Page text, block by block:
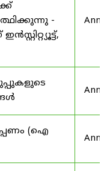
-
(ഐ